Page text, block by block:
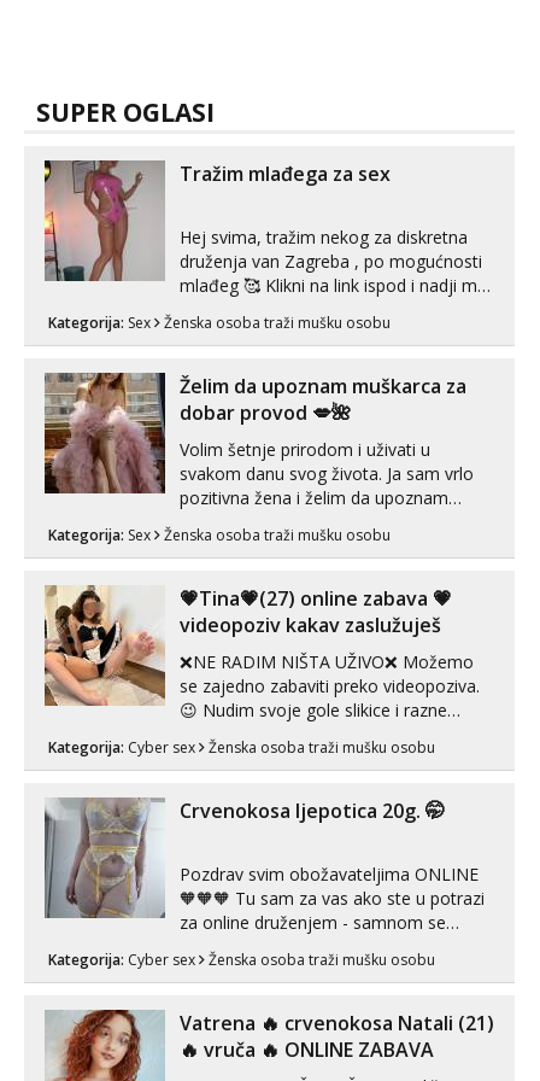
SUPER OGLASI
Tražim mlađega za sex
Hej svima, tražim nekog za diskretna
druženja van Zagreba , po mogućnosti
mlađeg 🥰 Klikni na link ispod i nadji me
Kategorija: Sex Ženska osoba traži mušku osobu
Želim da upoznam muškarca za
dobar provod 💋🌺
Volim šetnje prirodom i uživati u
svakom danu svog života. Ja sam vrlo
pozitivna žena i želim da upoznam
može i nešto više.💋🌺 Klikni na link
Kategorija: Sex Ženska osoba traži mušku osobu
💗Tina💗(27) online zabava 💗
videopoziv kakav zaslužuješ
❌NE RADIM NIŠTA UŽIVO❌ Možemo
se zajedno zabaviti preko videopoziva.
😉 Nudim svoje gole slikice i razne
videouradke. 🤩 Za online zabavu pošalji
poruku na Whatsapp, Telegram ili Viber.
autentičnosti možeš me vidjeti na
videopozivu. 😉 S vama sam vec 5 ...
Kategorija: Cyber sex Ženska osoba traži mušku osobu
Crvenokosa ljepotica 20g. 🤭
Pozdrav svim obožavateljima ONLINE
🧡🧡🧡 Tu sam za vas ako ste u potrazi
za online druženjem - samnom se
možete zabaviti preko videopoziva, ili
ako vam nisam dovoljna radim i u paru i
😉 Radim i vruća tipkanja uz slike i hot
line pozive. Za vas sam pripremila ...
Kategorija: Cyber sex Ženska osoba traži mušku osobu
Vatrena ‎️‍🔥 crvenokosa Natali (21)
‎️‍🔥 vruča‎ ️‍🔥 ONLINE ZABAVA